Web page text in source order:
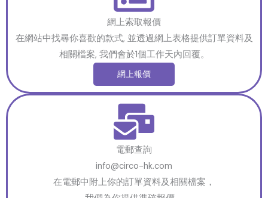
網上索取報價
在網站中找尋你喜歡的款式, 並透過網上表格提供訂單資料及
相關檔案, 我們會於1個工作天內回覆。
網上報價
電郵查詢
info@circo-hk.com
在電郵中附上你的訂單資料及相關檔案，